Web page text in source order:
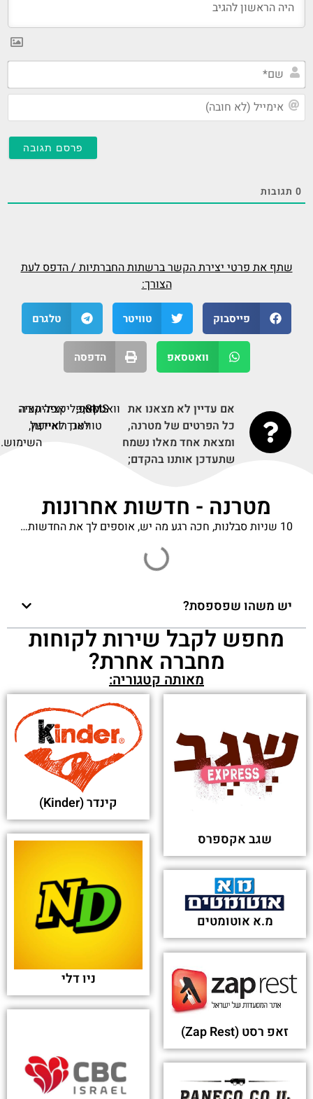
0 תגובות
שתף את פרטי יצירת הקשר ברשתות החברתיות / הדפס לעת
הצורך:
פייסבוק טוויטר טלגרם
וואטסאפ הדפסה
אם עדיין לא מצאנו את
כל הפרטים של מטרנה,
ומצאת אחד מאלו נשמח
שתעדכן אותנו בהקדם;
וואטסאפ,
SMS,
דף
טוויטר,
אפליקציה
לאנדרואיד,
אפליקציה
לאייפון,
תודה
על
השימוש.
מטרנה - חדשות אחרונות
10 שניות סבלנות, חכה רגע מה יש, אוספים לך את החדשות…
יש משהו שפספסת?
מחפש לקבל שירות לקוחות
מחברה אחרת?
מאותה קטגוריה:
שגב אקספרס
קינדר (Kinder)
ניו דלי
מ.א אוטומטים
זאפ רסט (Zap Rest)